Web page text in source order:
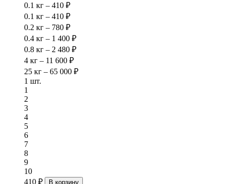
0.1 кг – 410 ₽
0.1 кг – 410 ₽
0.2 кг – 780 ₽
0.4 кг – 1 400 ₽
0.8 кг – 2 480 ₽
4 кг – 11 600 ₽
25 кг – 65 000 ₽
1 шт.
1
2
3
4
5
6
7
8
9
10
410 ₽
В корзину